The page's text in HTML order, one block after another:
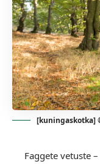
[kuningaskotka]
Faggete vetuste